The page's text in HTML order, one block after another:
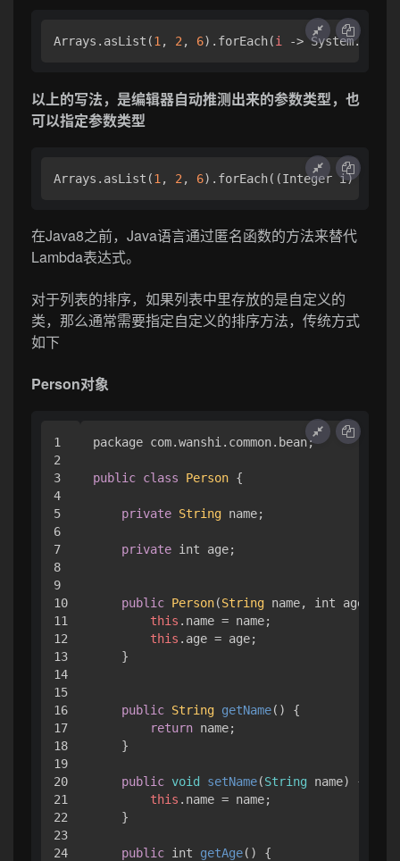
Arrays .asList (1 , 2 , 6) .forEach(i -> System.out
以上的写法，是编辑器自动推测出来的参数类型，也
可以指定参数类型
Arrays .asList (1 , 2 , 6) .forEach((Integer i) ->
在Java8之前，Java语言通过匿名函数的方法来替代
Lambda表达式。
对于列表的排序，如果列表中里存放的是自定义的
类，那么通常需要指定自定义的排序方法，传统方式
如下
Person对象
1
2
3
4
5
6
7
8
9
10
11
12
13
14
15
16
17
18
19
20
21
22
23
24
package com.wanshi . common. bean;
public class Person {
private String name;
private int age;
public Person(String name, int age) {
this . name = name;
this . age = age;
    }
public String getName( ) {
return name;
    }
public void setName(String name) {
this . name = name;
    }
public int getAge( ) {